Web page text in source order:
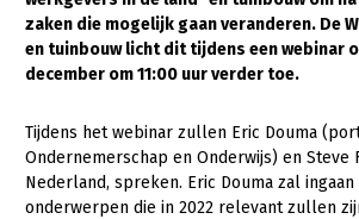
Transitiepaden
Thema’s
Gezonde dieren
Natuur, klimaat en energie
zaken die mogelijk gaan veranderen. De
en tuinbouw licht dit tijdens een webinar
december om 11:00 uur verder toe.
Tijdens het webinar zullen Eric Douma
Ondernemerschap en Onderwijs) en Steve
Nederland, spreken. Eric Douma zal ingaan
onderwerpen die in 2022 relevant zullen